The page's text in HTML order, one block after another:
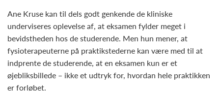
Ane Kruse kan til dels godt genkende de kliniske
underviseres oplevelse af, at eksamen fylder meget i
bevidstheden hos de studerende. Men hun mener, at
fysioterapeuterne på praktikstederne kan være med til at
indprente de studerende, at en eksamen kun er et
øjebliksbillede – ikke et udtryk for, hvordan hele praktikken
er forløbet.